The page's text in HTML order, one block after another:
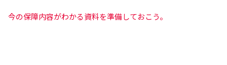
今の保障内容がわかる資料を準備しておこう。